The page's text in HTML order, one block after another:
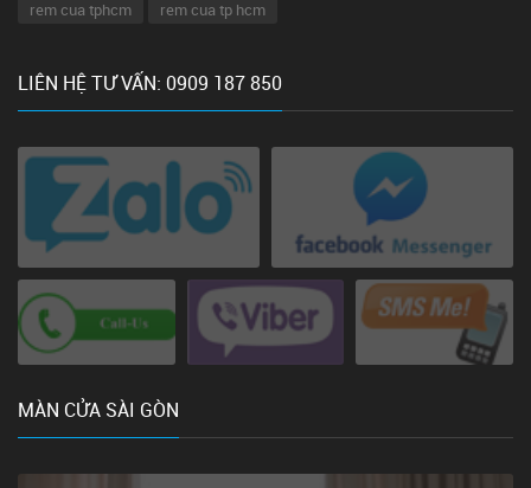
rem cua tphcm
rem cua tp hcm
LIÊN HỆ TƯ VẤN: 0909 187 850
MÀN CỬA SÀI GÒN